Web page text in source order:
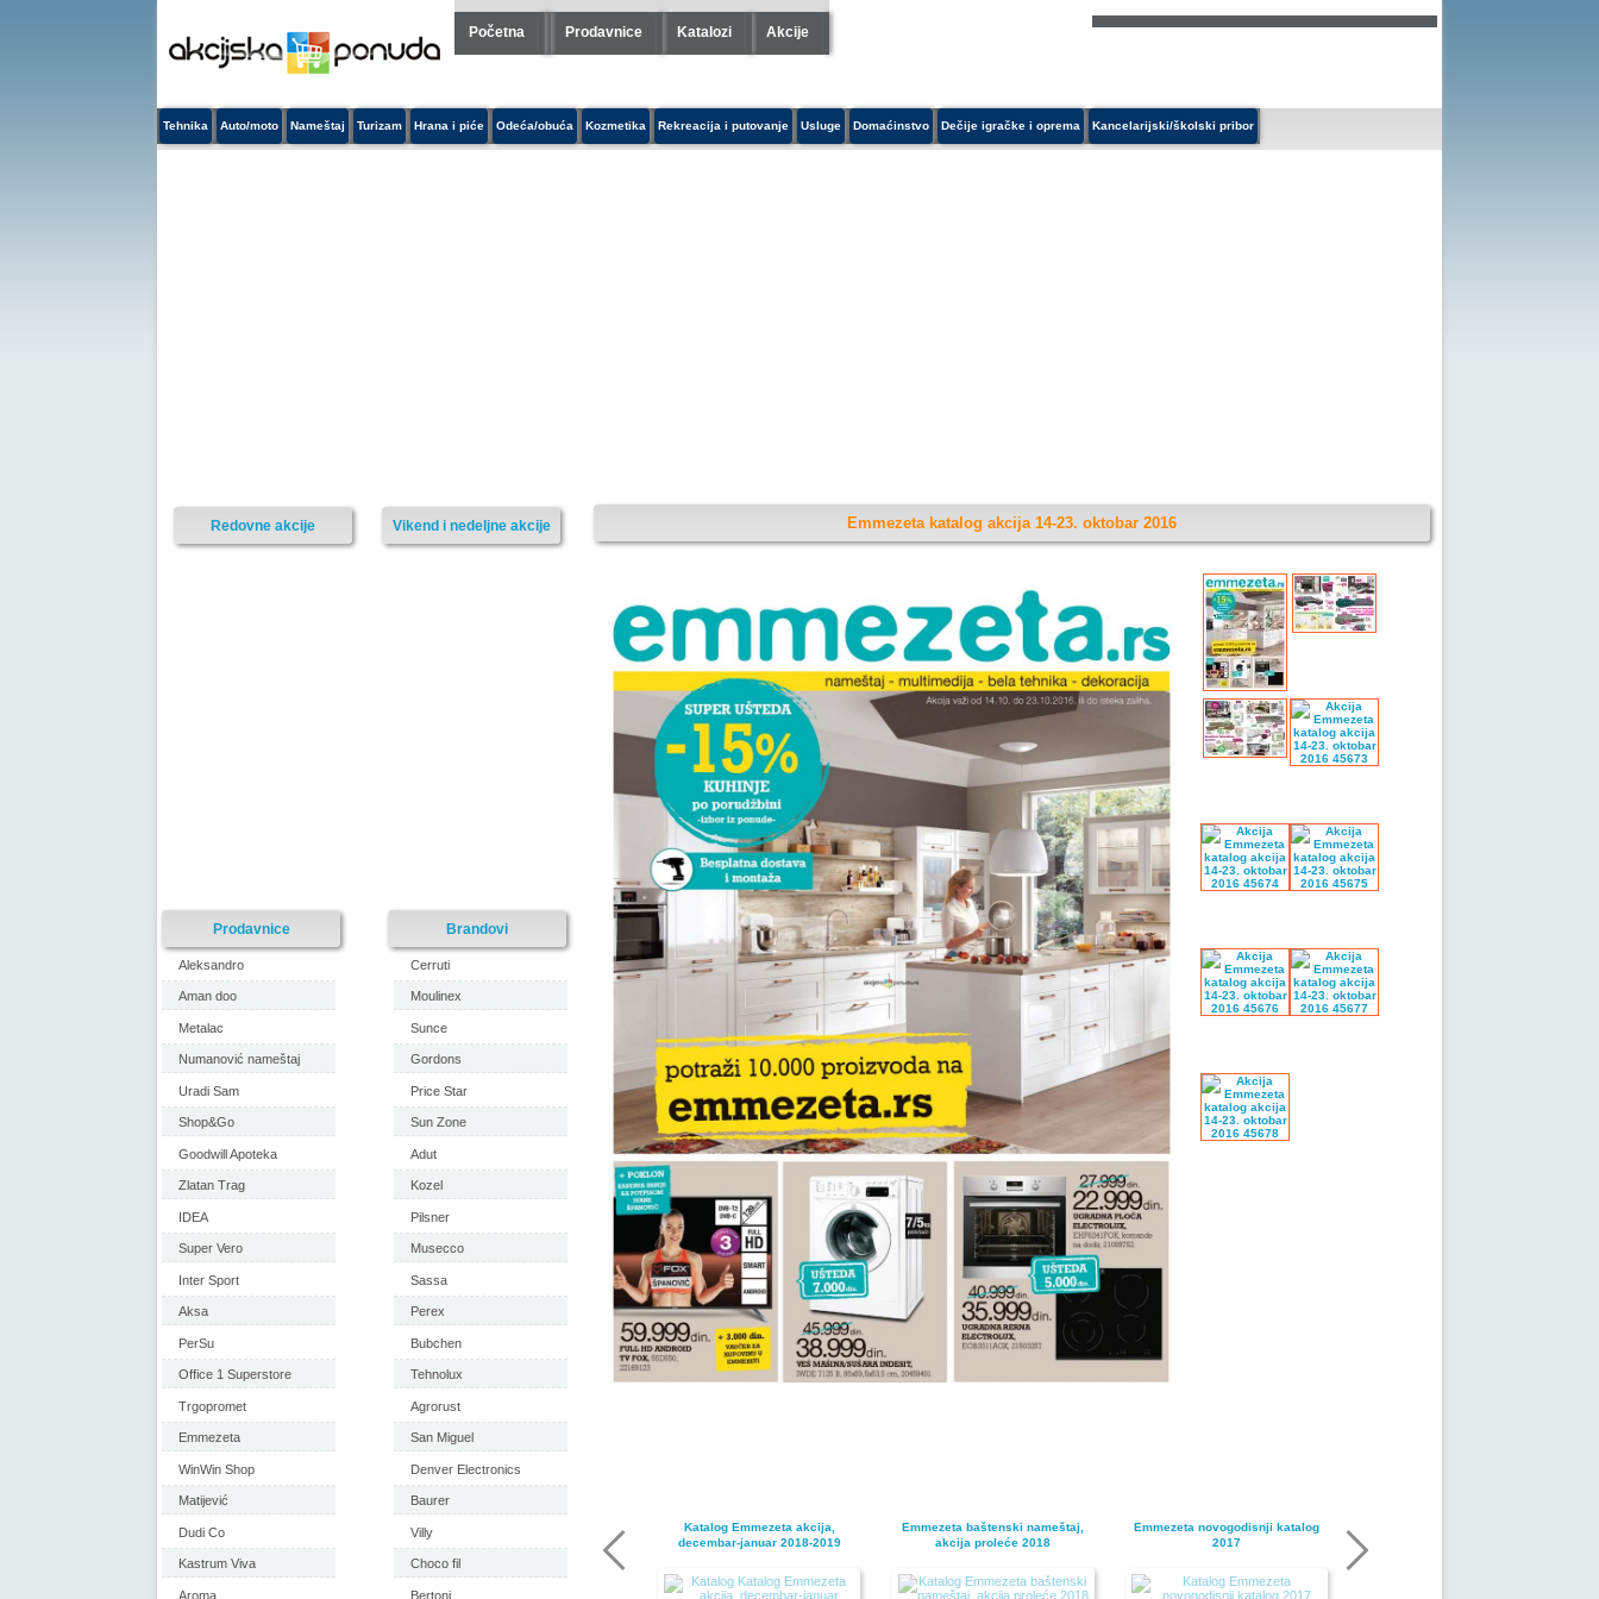
Početna Prodavnice Katalozi Akcije
Tehnika Auto/moto Nameštaj Turizam Hrana i piće Odeća/obuća Kozmetika Rekreacija i putovanje Usluge Domaćinstvo Dečije igračke i oprema Kancelarijski/školski pribor
Emmezeta katalog akcija 14-23. oktobar 2016
Katalog Emmezeta akcija,
decembar-januar 2018-2019
Emmezeta baštenski nameštaj,
akcija proleće 2018
Emmezeta novogodisnji katalog
2017
Vikend i nedeljne akcije
Redovne akcije
Prodavnice
Aleksandro
Aman doo
Metalac
Numanović nameštaj
Uradi Sam
Shop&Go
Goodwill Apoteka
Zlatan Trag
IDEA
Super Vero
Inter Sport
Aksa
PerSu
Office 1 Superstore
Trgopromet
Emmezeta
WinWin Shop
Matijević
Dudi Co
Kastrum Viva
Aroma
Brandovi
Cerruti
Moulinex
Sunce
Gordons
Price Star
Sun Zone
Adut
Kozel
Pilsner
Musecco
Sassa
Perex
Bubchen
Tehnolux
Agrorust
San Miguel
Denver Electronics
Baurer
Villy
Choco fil
Bertoni